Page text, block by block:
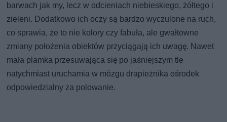
barwach jak my, lecz w odcieniach niebieskiego, żółtego i
zieleni. Dodatkowo ich oczy są bardzo wyczulone na ruch,
co sprawia, że to nie kolory czy fabuła, ale gwałtowne
zmiany położenia obiektów przyciągają ich uwagę. Nawet
mała plamka przesuwająca się po jaśniejszym tle
natychmiast uruchamia w mózgu drapieżnika ośrodek
odpowiedzialny za polowanie.